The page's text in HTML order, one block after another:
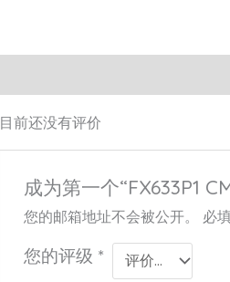
目前还没有评价
成为第一个“FX633P1
您的邮箱地址不会被公开。 必
您的评级 *